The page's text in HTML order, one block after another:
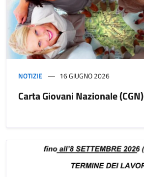
NOTIZIE 16 GIUGNO 2026
Carta Giovani Nazionale (CGN)